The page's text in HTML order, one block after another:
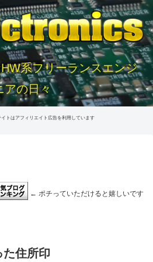
系フリーランスエンジ
アの日々
イトはアフィリエイト広告を利用しています
← ポチっていただけると嬉しいです
住所印